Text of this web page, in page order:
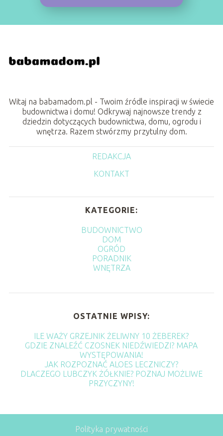
Witaj na babamadom.pl - Twoim źródle inspiracji w świecie
budownictwa i domu! Odkrywaj najnowsze trendy z
dziedzin dotyczących budownictwa, domu, ogrodu i
wnętrza. Razem stwórzmy przytulny dom.
REDAKCJA
KONTAKT
KATEGORIE:
BUDOWNICTWO
DOM
OGRÓD
PORADNIK
WNĘTRZA
OSTATNIE WPISY:
ILE WAŻY GRZEJNIK ŻELIWNY 10 ŻEBEREK?
GDZIE ZNALEŹĆ CZOSNEK NIEDŹWIEDZI? MAPA
WYSTĘPOWANIA!
JAK ROZPOZNAĆ ALOES LECZNICZY?
DLACZEGO LUBCZYK ŻÓŁKNIE? POZNAJ MOŻLIWE
PRZYCZYNY!
Polityka prywatności